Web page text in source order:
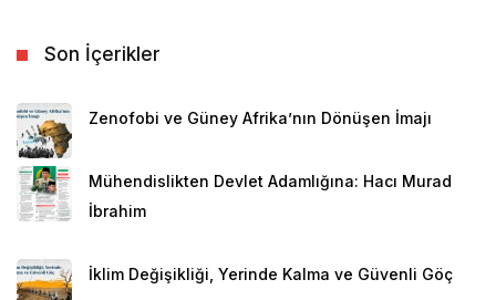
Son İçerikler
Zenofobi ve Güney Afrika’nın Dönüşen İmajı
Mühendislikten Devlet Adamlığına: Hacı Murad
İbrahim
İklim Değişikliği, Yerinde Kalma ve Güvenli Göç